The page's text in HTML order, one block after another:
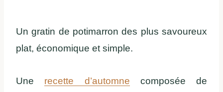
Un gratin de potimarron des plus savoureux
plat, économique et simple.
Une recette d’automne composée de